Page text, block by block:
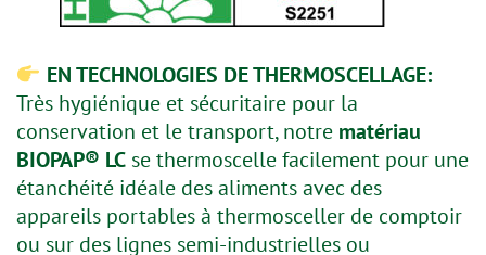
EN TECHNOLOGIES DE THERMOSCELLAGE:
Très hygiénique et sécuritaire pour la
conservation et le transport, notre matériau
BIOPAP® LC se thermoscelle facilement pour une
étanchéité idéale des aliments avec des
appareils portables à thermosceller de comptoir
ou sur des lignes semi-industrielles ou